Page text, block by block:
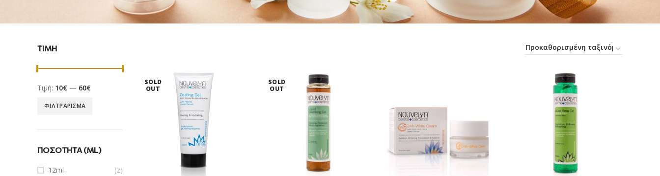
ΤΙΜΗ
ΦΙΛΤΡΆΡΙΣΜΑ
Τιμή: 10€ — 60€
ΠΟΣΌΤΗΤΑ (ML)
12ml
(2)
SOLD
OUT
SOLD
OUT